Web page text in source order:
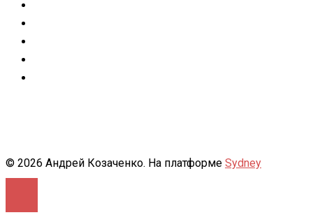
© 2026 Андрей Козаченко. На платформе Sydney